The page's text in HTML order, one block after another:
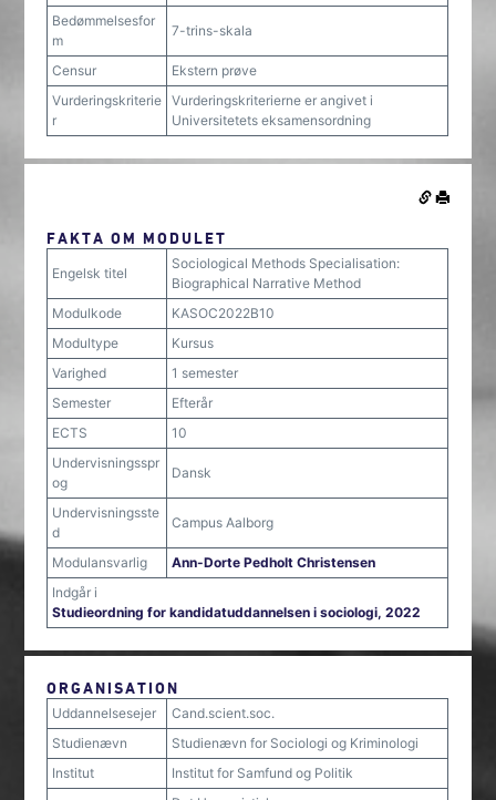
Bedømmelsesfor
m
7-trins-skala
Censur
Ekstern prøve
Vurderingskriterie
r
Vurderingskriterierne er angivet i
Universitetets eksamensordning
FAKTA OM MODULET
Engelsk titel
Sociological Methods Specialisation:
Biographical Narrative Method
Modulkode
KASOC2022B10
Modultype
Kursus
Varighed
1 semester
Semester
Efterår
ECTS
10
Undervisningsspr
og
Dansk
Undervisningsste
d
Campus Aalborg
Modulansvarlig
Ann-Dorte Pedholt Christensen
Indgår i
Studieordning for kandidatuddannelsen i sociologi, 2022
ORGANISATION
Uddannelsesejer
Cand.scient.soc.
Studienævn
Studienævn for Sociologi og Kriminologi
Institut
Institut for Samfund og Politik